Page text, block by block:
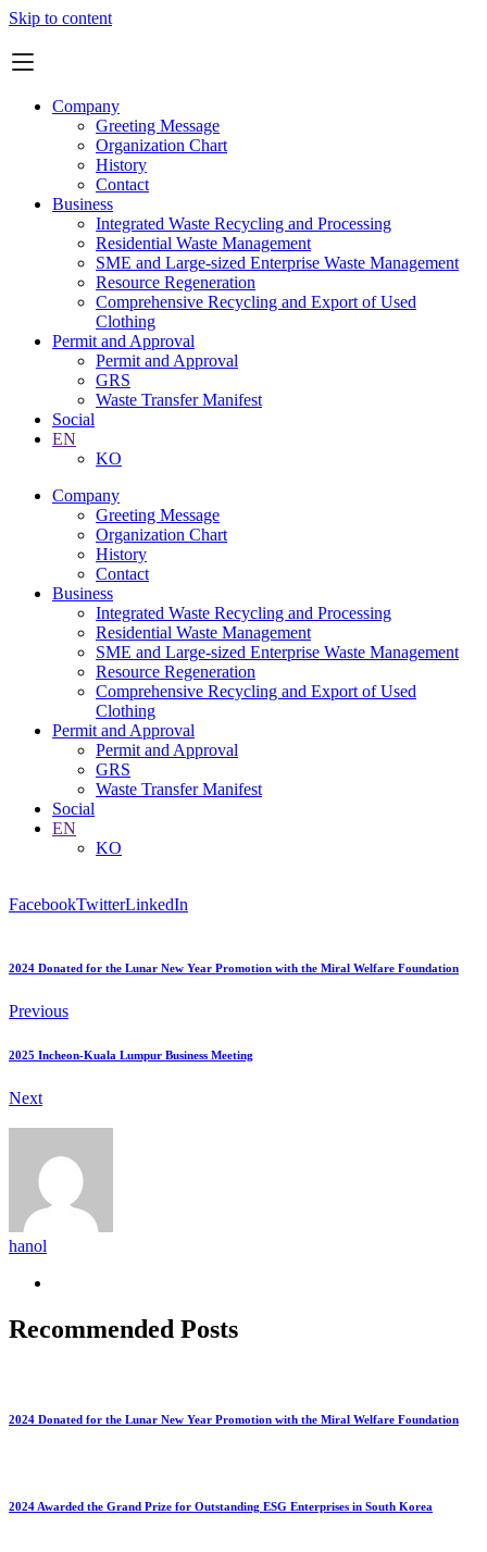
Skip to content
Company
Greeting Message
Organization Chart
History
Contact
Business
Integrated Waste Recycling and Processing
Residential Waste Management
SME and Large-sized Enterprise Waste Management
Resource Regeneration
Comprehensive Recycling and Export of Used
Clothing
Permit and Approval
Permit and Approval
GRS
Waste Transfer Manifest
Social
EN
KO
Company
Greeting Message
Organization Chart
History
Contact
Business
Integrated Waste Recycling and Processing
Residential Waste Management
SME and Large-sized Enterprise Waste Management
Resource Regeneration
Comprehensive Recycling and Export of Used
Clothing
Permit and Approval
Permit and Approval
GRS
Waste Transfer Manifest
Social
EN
KO
FacebookTwitterLinkedIn
2024 Donated for the Lunar New Year Promotion with the Miral Welfare Foundation
Previous
2025 Incheon-Kuala Lumpur Business Meeting
Next
hanol
Recommended Posts
2024 Donated for the Lunar New Year Promotion with the Miral Welfare Foundation
2024 Awarded the Grand Prize for Outstanding ESG Enterprises in South Korea